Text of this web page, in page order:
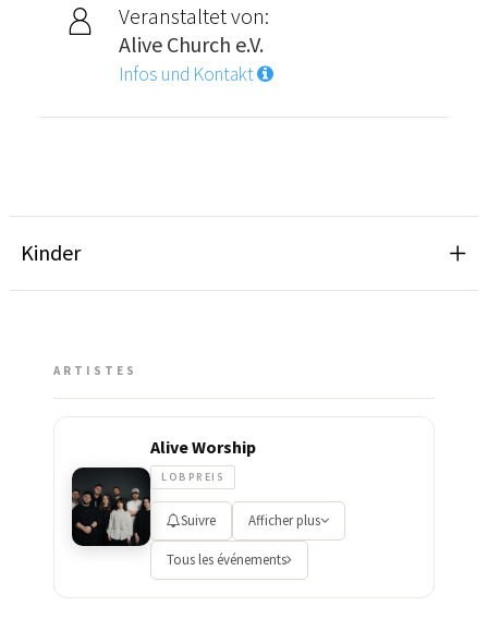
Veranstaltet von:
Alive Church e.V.
Infos und Kontakt
Kinder
ARTISTES
Alive Worship
LOBPREIS
Suivre Afficher plus
Tous les événements